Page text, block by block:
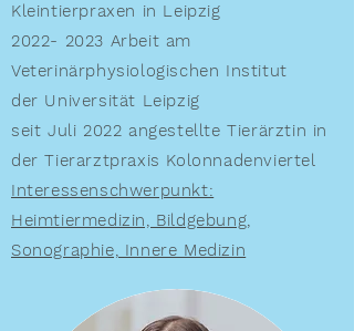
Kleintierpraxen in Leipzig
2022- 2023 Arbeit am
Veterinärphysiologischen Institut
der Universität Leipzig
seit Juli 2022 angestellte Tierärztin in
der Tierarztpraxis Kolonnadenviertel
Interessenschwerpunkt:
Heimtiermedizin, Bildgebung,
Sonographie, Innere Medizin